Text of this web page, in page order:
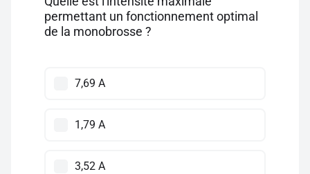
permettant un fonctionnement optimal
de la monobrosse ?
7,69 A
1,79 A
3,52 A